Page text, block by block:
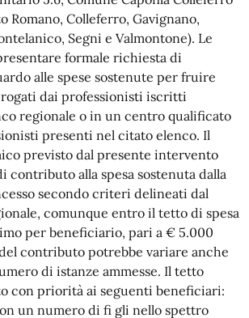
Romano, Colleferro, Gavignano,
Segni e Valmontone). Le
formale richiesta di
alle spese sostenute per fruire
dai professionisti iscritti
regionale o in un centro qualificato
presenti nel citato elenco. Il
previsto dal presente intervento
contributo alla spesa sostenuta dalla
secondo criteri delineati dal
comunque entro il tetto di spesa
per beneficiario, pari a € 5.000
contributo potrebbe variare anche
di istanze ammesse. Il tetto
con priorità ai seguenti beneficiari:
un numero di fi gli nello spettro